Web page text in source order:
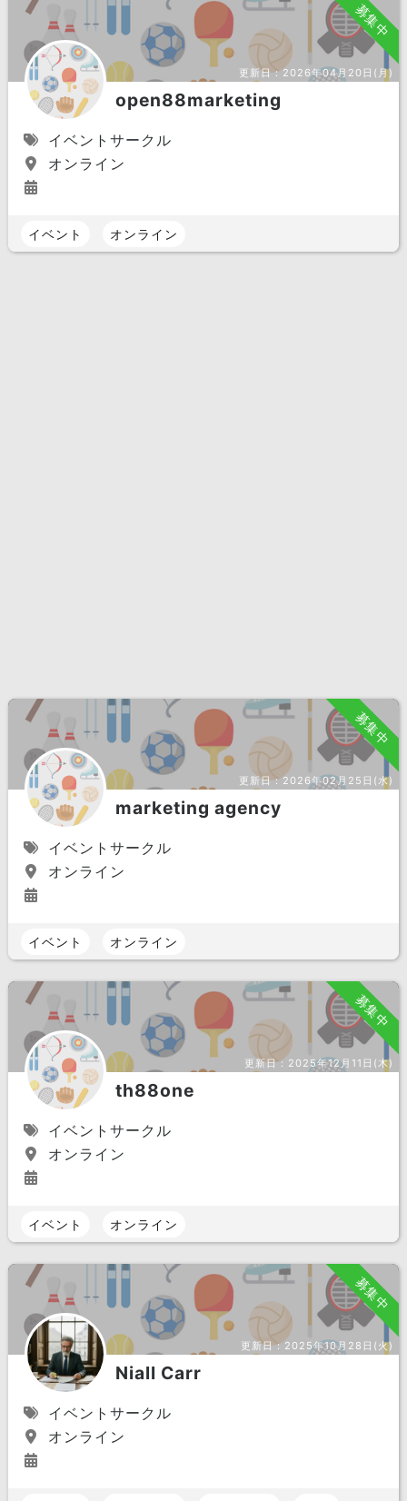
募集中
更新日：2026年04月20日(月)
open88marketing
イベントサークル
オンライン
イベント オンライン
募集中
更新日：2026年02月25日(水)
marketing agency
イベントサークル
オンライン
イベント オンライン
募集中
更新日： 2025年12月11日(木)
th88one
イベントサークル
オンライン
イベント オンライン
募集中
更新日： 2025年10月28日(火)
Niall Carr
イベントサークル
オンライン